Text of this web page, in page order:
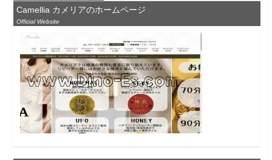
Camellia カメリアのホームページ
Official Website